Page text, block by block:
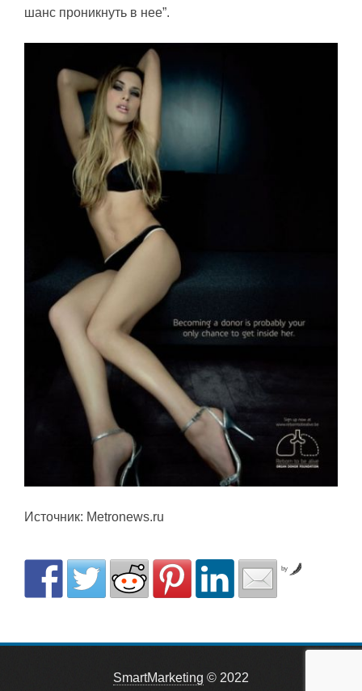
шанс проникнуть в нее”.
Источник: Metronews.ru
by
SmartMarketing © 2022